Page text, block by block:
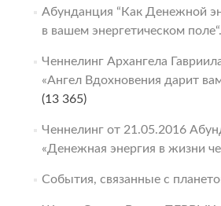
Абунданция “Как Денежной
в вашем энергетическом поле“.
Ченнелинг Архангела
«Ангел Вдохновения дарит
(13 365)
Ченнелинг от 21.05.2016
«Денежная энергия в жизни
События, связанные с